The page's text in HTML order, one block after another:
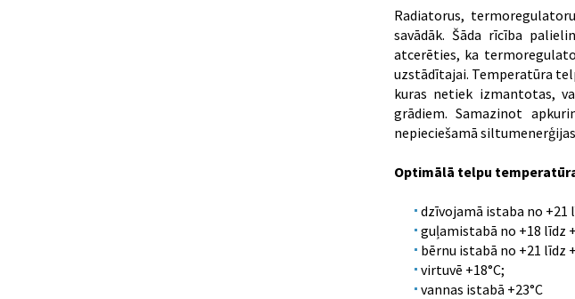
Radiatorus,
savādāk. Šāda rīcība
atcerēties, ka
uzstādītajai. Temperatūra
kuras netiek izmantotas,
grādiem. Samazinot
nepieciešamā
Optimālā telpu
dzīvojamā istaba no +21
guļamistabā no +18 līdz
bērnu istabā no +21 līdz
virtuvē +18°C;
vannas istabā +23°C